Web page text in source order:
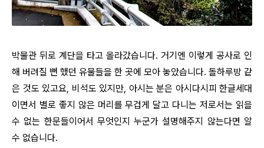
박물관 뒤로 계단을 타고 올라갔습니다. 거기엔 이렇게 공사로 인
해 버려질 뻔 했던 유물들을 한 곳에 모아 놓았습니다. 돌하루방 같
은 것도 있고요, 비석도 있지만, 아시는 분은 아시다시피 한글세대
이면서 별로 좋지 않은 머리를 무겁게 달고 다니는 저로서는 읽을
수 없는 한문들이어서 무엇인지 누군가 설명해주지 않는다면 알
수 없습니다.